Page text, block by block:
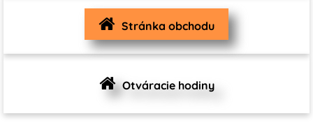
1 0 0
0 0 0
Stránka obchodu
Otváracie hodiny